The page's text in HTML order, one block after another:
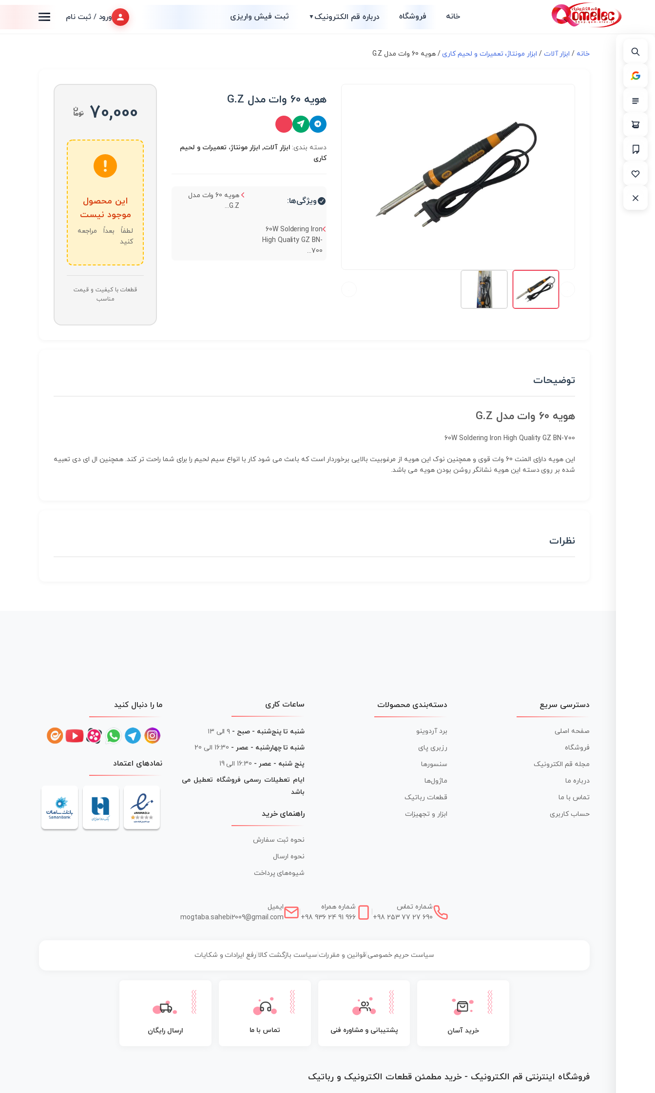
خانه فروشگاه درباره قم الکترونیک▼ ثبت فیش واریزی ورود / ثبت نام
خانه / ابزار آلات / ابزار مونتاژ، تعميرات و لحیم کاری/ هویه 60 وات مدل G.Z
هویه 60 وات مدل G.Z
دسته بندی: ابزار آلات, ابزار مونتاژ، تعميرات و لحیم
کاری
ویژگی‌ها:
هویه 60 وات مدل
G.Z...
60W Soldering Iron
High Quality GZ BN-
700...
70,000
این محصول
موجود نیست
لطفاً بعداً مراجعه
کنید
قطعات با کیفیت و قیمت
مناسب
توضیحات
هویه 60 وات مدل G.Z
60W Soldering Iron High Quality GZ BN-700
این هویه دارای المنت 60 وات قوی و همچنین نوک این هویه از مرغوبیت بالایی برخوردار است که باعث می شود کار با انواع سیم لحیم را برای شما راحت تر کند. همچنین ال ای دی تعبیه
شده بر روی دسته این هویه نشانگر روشن بودن هویه می باشد.
نظرات
دسترسی سریع
صفحه اصلی
فروشگاه
مجله قم الکترونیک
درباره ما
تماس با ما
حساب کاربری
دسته‌بندی محصولات
برد آردوینو
رزبری پای
سنسورها
ماژول‌ها
قطعات رباتیک
ابزار و تجهیزات
ساعات کاری
شنبه تا پنج‌شنبه - صبح - ۹ الی ۱۳
شنبه تا چهارشنبه - عصر - 16:30 الی 20
پنج شنبه - عصر - 16:30 الی 19
ایام تعطیلات رسمی فروشگاه تعطیل می
باشد
راهنمای خرید
نحوه ثبت سفارش
نحوه ارسال
شیوه‌های پرداخت
ما را دنبال کنید
نمادهای اعتماد
شماره تماس
+98 253 77 27 690
شماره همراه
+98 936 24 91 966
ایمیل
mogtaba.sahebi2009@gmail.com
سیاست حریم خصوصی| قوانین و مقررات سیاست بازگشت کالا رفع ایرادات و شکایات
خرید آسان پشتیبانی و مشاوره فنی تماس با ما ارسال رایگان
فروشگاه اینترنتی قم الکترونیک - خرید مطمئن قطعات الکترونیک و رباتیک